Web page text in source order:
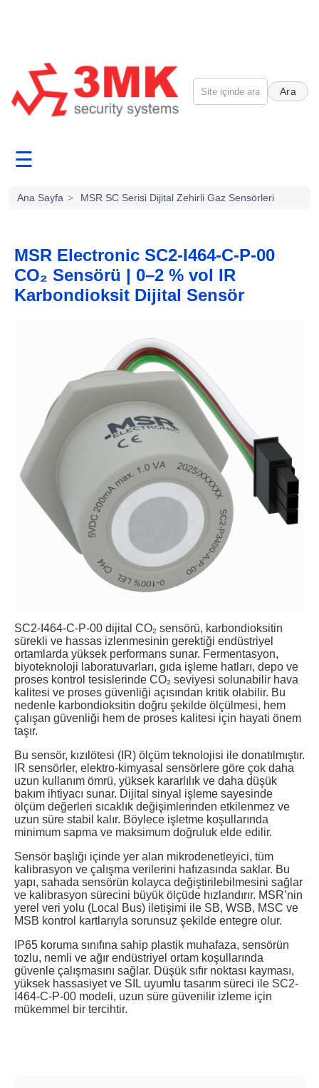
Ara
☰
Ana Sayfa > MSR SC Serisi Dijital Zehirli Gaz Sensörleri
MSR Electronic SC2-I464-C-P-00
CO₂ Sensörü | 0–2 % vol IR
Karbondioksit Dijital Sensör
SC2-I464-C-P-00 dijital CO₂ sensörü, karbondioksitin
sürekli ve hassas izlenmesinin gerektiği endüstriyel
ortamlarda yüksek performans sunar. Fermentasyon,
biyoteknoloji laboratuvarları, gıda işleme hatları, depo ve
proses kontrol tesislerinde CO₂ seviyesi solunabilir hava
kalitesi ve proses güvenliği açısından kritik olabilir. Bu
nedenle karbondioksitin doğru şekilde ölçülmesi, hem
çalışan güvenliği hem de proses kalitesi için hayati önem
taşır.
Bu sensör, kızılötesi (IR) ölçüm teknolojisi ile donatılmıştır.
IR sensörler, elektro-kimyasal sensörlere göre çok daha
uzun kullanım ömrü, yüksek kararlılık ve daha düşük
bakım ihtiyacı sunar. Dijital sinyal işleme sayesinde
ölçüm değerleri sıcaklık değişimlerinden etkilenmez ve
uzun süre stabil kalır. Böylece işletme koşullarında
minimum sapma ve maksimum doğruluk elde edilir.
Sensör başlığı içinde yer alan mikrodenetleyici, tüm
kalibrasyon ve çalışma verilerini hafızasında saklar. Bu
yapı, sahada sensörün kolayca değiştirilebilmesini sağlar
ve kalibrasyon sürecini büyük ölçüde hızlandırır. MSR’nin
yerel veri yolu (Local Bus) iletişimi ile SB, WSB, MSC ve
MSB kontrol kartlarıyla sorunsuz şekilde entegre olur.
IP65 koruma sınıfına sahip plastik muhafaza, sensörün
tozlu, nemli ve ağır endüstriyel ortam koşullarında
güvenle çalışmasını sağlar. Düşük sıfır noktası kayması,
yüksek hassasiyet ve SIL uyumlu tasarım süreci ile SC2-
I464-C-P-00 modeli, uzun süre güvenilir izleme için
mükemmel bir tercihtir.